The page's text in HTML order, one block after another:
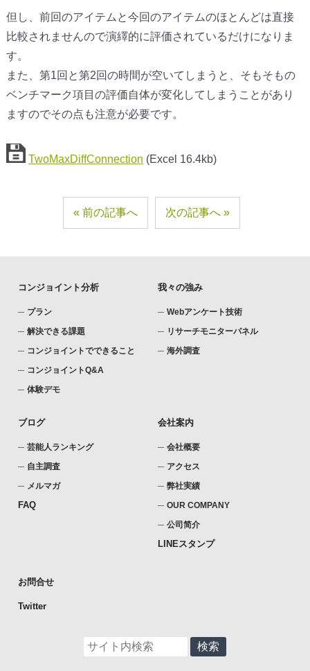
但し、前回のアイテムと今回のアイテムのほとんどは直接
比較されませんので演繹的に評価されているだけになりま
す。
また、第1回と第2回の時間が空いてしまうと、そもそもの
ベンチマーク項目の評価自体が変化してしまうことがあり
ますのでその点も注意が必要です。
TwoMaxDiffConnection (Excel 16.4kb)
前の記事へ 次の記事へ
コンジョイント分析
プラン
解決できる課題
コンジョイントでできること
コンジョイントQ&A
体験デモ
我々の強み
Webアンケート技術
リサーチモニターパネル
海外調査
ブログ
芸能人ランキング
自主調査
メルマガ
FAQ
会社案内
会社概要
アクセス
弊社実績
OUR COMPANY
公司简介
LINEスタンプ
お問合せ
Twitter